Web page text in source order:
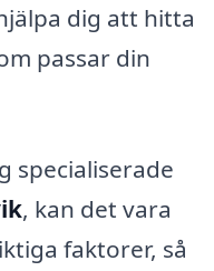
dig att hitta
passar din
specialiserade
, kan det vara
faktorer, så